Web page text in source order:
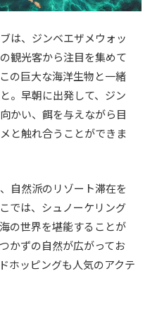
は、ジンベエザメウォッ
観光客から注目を集めて
の巨大な海洋生物と一緒
。早朝に出発して、ジン
かい、餌を与えながら目
と触れ合うことができま
自然派のリゾート滞在を
では、シュノーケリング
の世界を堪能することが
かずの自然が広がってお
ホッピングも人気のアクテ